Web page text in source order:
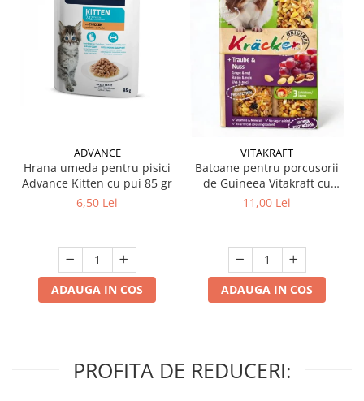
ADVANCE
Hrana umeda pentru pisici
Advance Kitten cu pui 85 gr
6,50 Lei
ADAUGA IN COS
VITAKRAFT
Batoane pentru porcusorii
de Guineea Vitakraft cu
struguri & nuci 2 buc
11,00 Lei
ADAUGA IN COS
PROFITA DE REDUCERI: